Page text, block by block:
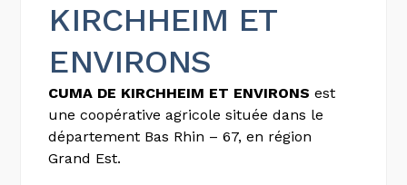
KIRCHHEIM ET
ENVIRONS
CUMA DE KIRCHHEIM ET ENVIRONS est
une coopérative agricole située dans le
département Bas Rhin – 67, en région
Grand Est.